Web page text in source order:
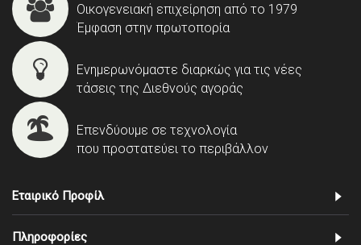
Οικογενειακή επιχείρηση από το 1979
Έμφαση στην πρωτοπορία
Ενημερωνόμαστε διαρκώς για τις νέες
τάσεις της Διεθνούς αγοράς
Επενδύουμε σε τεχνολογία
που προστατεύει το περιβάλλον
Εταιρικό Προφίλ
Πληροφορίες